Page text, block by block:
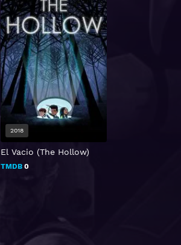
American Horror Stories
TMDB 8.5
2021